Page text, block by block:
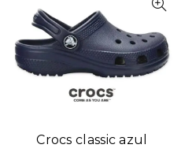
Crocs classic azul